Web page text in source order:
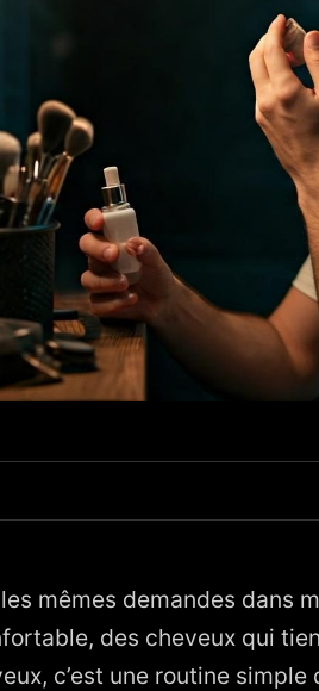
du cuir chevelu et tenue irréprochable
tout au quotidien
mêmes demandes dans
des cheveux qui
c’est une routine